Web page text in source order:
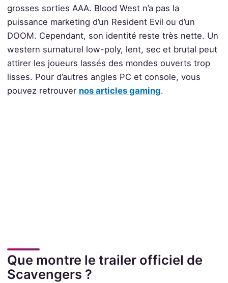
grosses sorties AAA. Blood West n’a pas la
puissance marketing d’un Resident Evil ou d’un
DOOM. Cependant, son identité reste très nette. Un
western surnaturel low-poly, lent, sec et brutal peut
attirer les joueurs lassés des mondes ouverts trop
lisses. Pour d’autres angles PC et console, vous
pouvez retrouver nos articles gaming.
Que montre le trailer officiel de
Scavengers ?